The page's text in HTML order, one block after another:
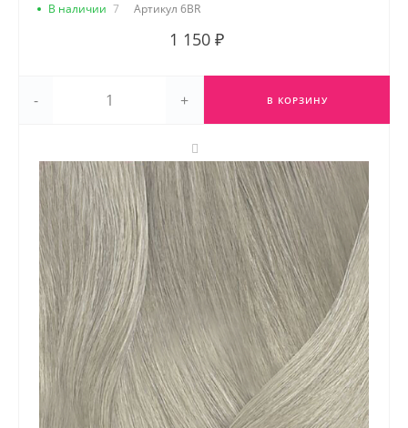
В наличии 7 Артикул 6BR
1 150 ₽
- + В КОРЗИНУ